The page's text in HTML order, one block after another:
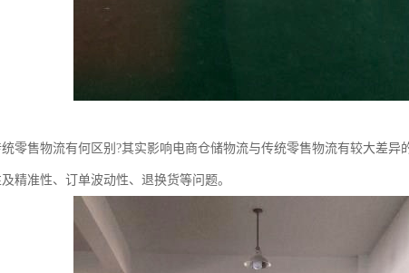
零售物流有何区别?其实影响电商仓储物流与传统零售物流有较大差异
精准性、订单波动性、退换货等问题。